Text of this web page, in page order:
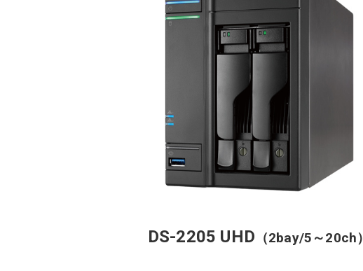
DS-2205 UHD （2bay/5～20ch）